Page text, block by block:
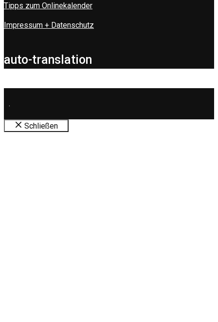
Tipps zum Onlinekalender
Impressum + Datenschutz
auto-translation
.
Schließen